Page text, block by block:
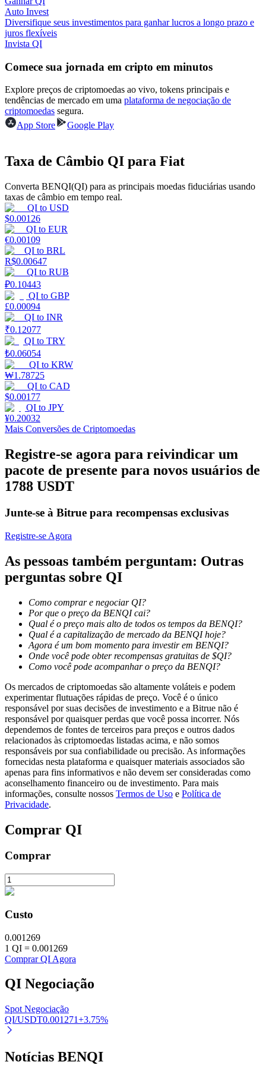
Ganhar
Ganhe recompensas competitivas diariamente
Estacamento
Altos retornos e acesso instantâneo
Launchpool
Staking flexível para ganhar tokens populares.
Bloqueios de BTR
Empréstimos
Serviço de empréstimo apoiado por criptografia
Investimento Automático
Obtenha lucro a longo prazo e interesses flexíveis
Aprenda a apostar
Aprenda como ganhar renda passiva
Auto Invest
Diversifique seus investimentos para ganhar lucros a longo prazo e
juros flexíveis
Invista QI
Comece sua jornada em cripto em minutos
Explore preços de criptomoedas ao vivo, tokens principais e
tendências de mercado em uma plataforma de negociação de
criptomoedas segura.
App Store
Google Play
Taxa de Câmbio QI para Fiat
Converta BENQI(QI) para as principais moedas fiduciárias usando
taxas de câmbio em tempo real.
QI to USD
$0.00126
QI to EUR
€0.00109
QI to BRL
R$0.00647
QI to RUB
₽0.10443
QI to GBP
£0.00094
QI to INR
₹0.12077
QI to TRY
₺0.06054
QI to KRW
₩1.78725
QI to CAD
$0.00177
QI to JPY
¥0.20032
Mais Conversões de Criptomoedas
Registre-se agora para reivindicar um
pacote de presente para novos usuários de
1788 USDT
Junte-se à Bitrue para recompensas exclusivas
Registre-se Agora
As pessoas também perguntam: Outras
perguntas sobre QI
Como comprar e negociar QI?
Por que o preço da BENQI cai?
Qual é o preço mais alto de todos os tempos da BENQI?
Qual é a capitalização de mercado da BENQI hoje?
Agora é um bom momento para investir em BENQI?
Onde você pode obter recompensas gratuitas de $QI?
Como você pode acompanhar o preço da BENQI?
Os mercados de criptomoedas são altamente voláteis e podem
experimentar flutuações rápidas de preço. Você é o único
responsável por suas decisões de investimento e a Bitrue não é
responsável por quaisquer perdas que você possa incorrer. Nós
dependemos de fontes de terceiros para preços e outros dados
relacionados às criptomoedas listadas acima, e não somos
responsáveis por sua confiabilidade ou precisão. As informações
fornecidas nesta plataforma e quaisquer materiais associados são
apenas para fins informativos e não devem ser consideradas como
aconselhamento financeiro ou de investimento. Para mais
informações, consulte nossos Termos de Uso e Política de
Privacidade.
Comprar QI
Comprar
Custo
0.001269
1 QI = 0.001269
Comprar QI Agora
QI Negociação
Spot Negociação
QI/USDT0.001271+3.75%
Notícias BENQI